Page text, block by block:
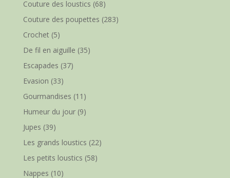
Couture des loustics (68)
Couture des poupettes (283)
Crochet(5)
De fil en aiguille (35)
Escapades (37)
Evasion (33)
Gourmandises (11)
Humeur du jour(9)
Jupes (39)
Les grands loustics (22)
Les petits loustics (58)
Nappes (10)